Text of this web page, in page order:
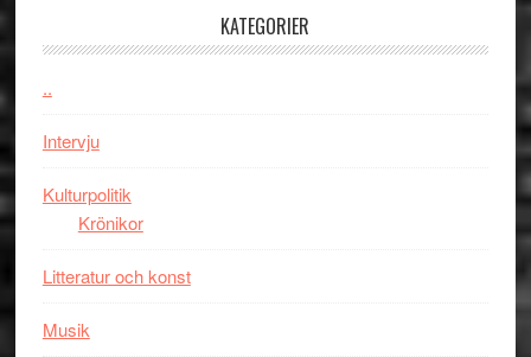
kan
KATEGORIER
..
Intervju
Kulturpolitik
Krönikor
Litteratur och konst
Musik